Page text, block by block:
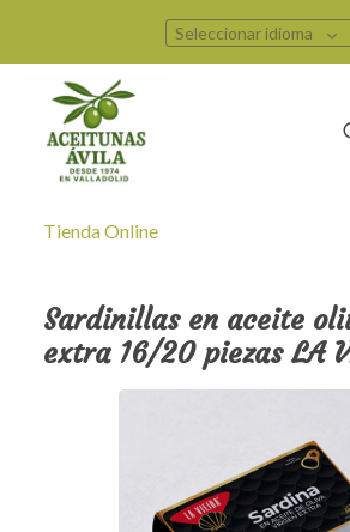
Seleccionar idioma
Tienda Online
Sardinillas en aceite
extra 16/20 piezas LA